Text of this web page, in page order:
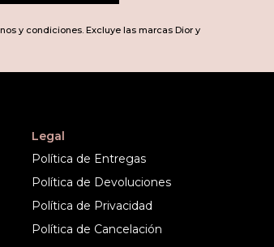
y condiciones. Excluye las marcas Dior y
Legal
Política de Entregas
Política de Devoluciones
Política de Privacidad
Política de Cancelación